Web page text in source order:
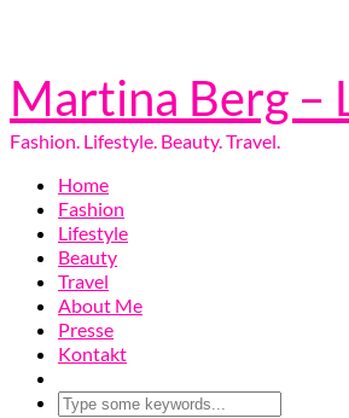
Martina Berg –
Fashion. Lifestyle. Beauty. Travel.
Home
Fashion
Lifestyle
Beauty
Travel
About Me
Presse
Kontakt